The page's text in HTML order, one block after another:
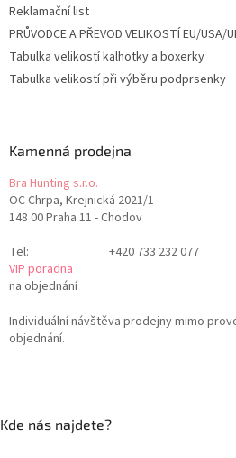
Reklamační list
PRŮVODCE A PŘEVOD VELIKOSTÍ EU/USA/
Tabulka velikostí kalhotky a boxerky
Tabulka velikostí při výběru podprsenky
Kamenná prodejna
Bra Hunting s.r.o.
OC Chrpa, Krejnická 2021/1
148 00 Praha 11 - Chodov
Tel:
+420 733 232 077
VIP poradna
na objednání
Individuální návštěva prodejny mimo
objednání.
Kde nás najdete?